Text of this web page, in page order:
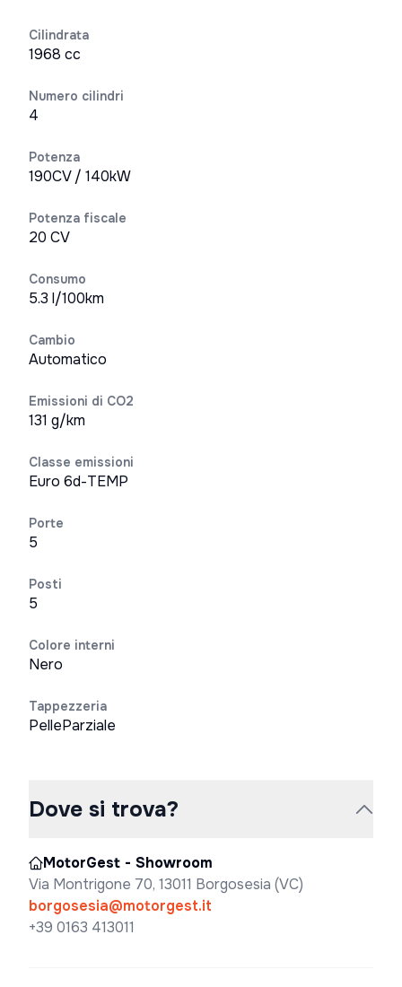
Cilindrata
1968 cc
Numero cilindri
4
Potenza
190CV / 140kW
Potenza fiscale
20 CV
Consumo
5.3 l/100km
Cambio
Automatico
Emissioni di CO2
131 g/km
Classe emissioni
Euro 6d-TEMP
Porte
5
Posti
5
Colore interni
Nero
Tappezzeria
PelleParziale
Dove si trova?
MotorGest - Showroom
Via Montrigone 70, 13011 Borgosesia (VC)
borgosesia@motorgest.it
+39 0163 413011